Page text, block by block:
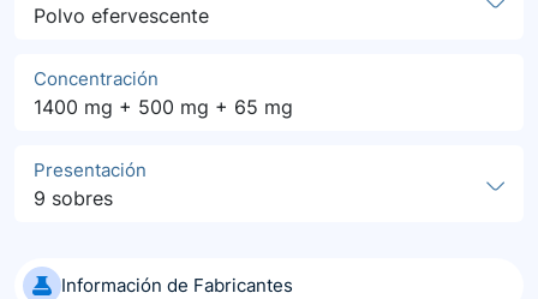
Polvo efervescente
Concentración
1400 mg + 500 mg + 65 mg
Presentación
9 sobres
Información de Fabricantes